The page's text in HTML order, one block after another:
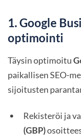
1. Google
optimointi
Täysin optimoitu
paikallisen SEO-
sijoitusten
Rekisteröi ja
(GBP)